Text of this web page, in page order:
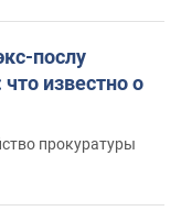
послу
известно о
прокуратуры